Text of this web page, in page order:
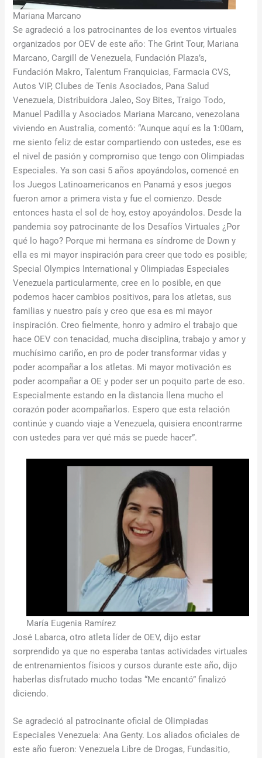
Mariana Marcano
Se agradeció a los patrocinantes de los eventos virtuales
organizados por OEV de este año: The Grint Tour, Mariana
Marcano, Cargill de Venezuela, Fundación Plaza’s,
Fundación Makro, Talentum Franquicias, Farmacia CVS,
Autos VIP, Clubes de Tenis Asociados, Pana Salud
Venezuela, Distribuidora Jaleo, Soy Bites, Traigo Todo,
Manuel Padilla y Asociados Mariana Marcano, venezolana
viviendo en Australia, comentó: “Aunque aquí es la 1:00am,
me siento feliz de estar compartiendo con ustedes, ese es
el nivel de pasión y compromiso que tengo con Olimpiadas
Especiales. Ya son casi 5 años apoyándolos, comencé en
los Juegos Latinoamericanos en Panamá y esos juegos
fueron amor a primera vista y fue el comienzo. Desde
entonces hasta el sol de hoy, estoy apoyándolos. Desde la
pandemia soy patrocinante de los Desafíos Virtuales ¿Por
qué lo hago? Porque mi hermana es síndrome de Down y
ella es mi mayor inspiración para creer que todo es posible;
Special Olympics International y Olimpiadas Especiales
Venezuela particularmente, cree en lo posible, en que
podemos hacer cambios positivos, para los atletas, sus
familias y nuestro país y creo que esa es mi mayor
inspiración. Creo fielmente, honro y admiro el trabajo que
hace OEV con tenacidad, mucha disciplina, trabajo y amor y
muchísimo cariño, en pro de poder transformar vidas y
poder acompañar a los atletas. Mi mayor motivación es
poder acompañar a OE y poder ser un poquito parte de eso.
Especialmente estando en la distancia llena mucho el
corazón poder acompañarlos. Espero que esta relación
continúe y cuando viaje a Venezuela, quisiera encontrarme
con ustedes para ver qué más se puede hacer”.
María Eugenia Ramírez
José Labarca, otro atleta líder de OEV, dijo estar
sorprendido ya que no esperaba tantas actividades virtuales
de entrenamientos físicos y cursos durante este año, dijo
haberlas disfrutado mucho todas “Me encantó” finalizó
diciendo.
Se agradeció al patrocinante oficial de Olimpiadas
Especiales Venezuela: Ana Genty. Los aliados oficiales de
este año fueron: Venezuela Libre de Drogas, Fundasitio,